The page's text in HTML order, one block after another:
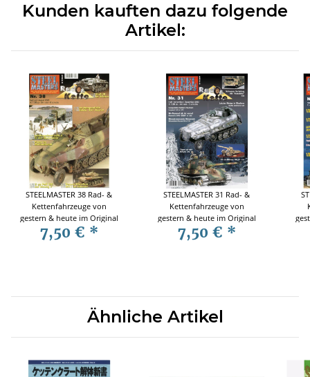
Kunden kauften dazu folgende
Artikel:
STEELMASTER 38 Rad- &
Kettenfahrzeuge von
gestern & heute im Original
und Modell
7,50 € *
STEELMASTER 31 Rad- &
Kettenfahrzeuge von
gestern & heute im Original
und Modell
7,50 € *
Ähnliche Artikel